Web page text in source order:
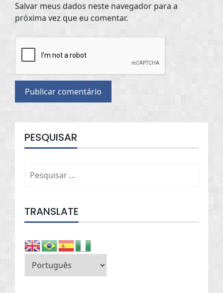
Salvar meus dados neste navegador para a
próxima vez que eu comentar.
PESQUISAR
por:
TRANSLATE